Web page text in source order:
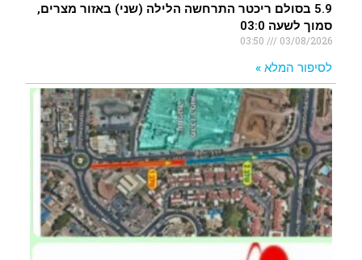
5.9 בסולם ריכטר התרחשה הלילה (שני) באזור מצרים,
סמוך לשעה 03:0
03/08/2026
לסיפור המלא »